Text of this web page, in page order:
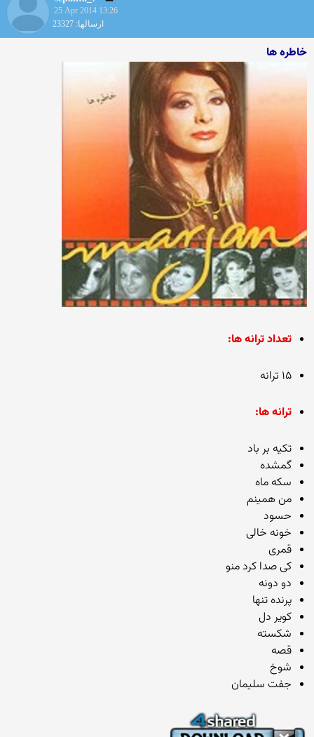
25 Apr 2014 13:26
ارسالها: 23327
خاطره ها
تعداد ترانه ها:
۱۵ ترانه
ترانه ها:
تکیه بر باد
گمشده
سکه ماه
من همینم
حسود
خونه خالی
قمری
کی صدا کرد منو
دو دونه
پرنده تنها
کویر دل
شکسته
قصه
شوخ
جفت سلیمان